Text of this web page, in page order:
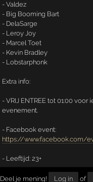
- Valdez
- Big Booming Bart
- DelaSarge
- Leroy Joy
- Marcel Toet
- Kevin Bradley
- Lobstarphonk
Extra info:
- VRIJ ENTREE tot 01:00
evenement.
- Facebook event:
https://www.facebook.com/
- Leeftijd: 23+
Deel je mening! Log in of